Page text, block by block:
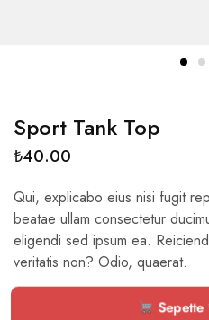
Sport Tank Top
₺40.00
Qui, explicabo eius nisi fugit
beatae ullam consectetur
eligendi sed ipsum ea.
veritatis non? Odio, quaerat.
Sepette